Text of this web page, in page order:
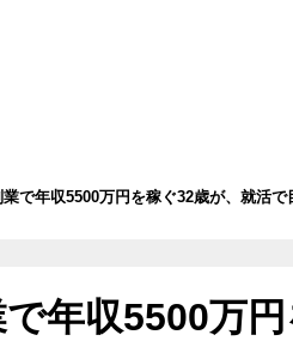
で年収5500万円を稼ぐ32歳が、就活で
年収5500万